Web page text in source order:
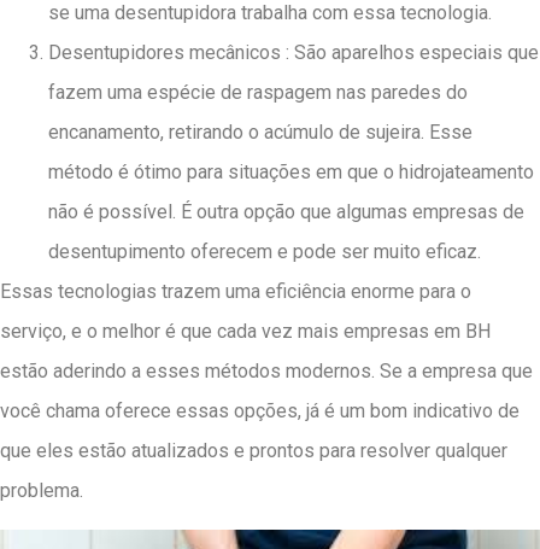
se uma desentupidora trabalha com essa tecnologia.
Desentupidores mecânicos : São aparelhos especiais que
fazem uma espécie de raspagem nas paredes do
encanamento, retirando o acúmulo de sujeira. Esse
método é ótimo para situações em que o hidrojateamento
não é possível. É outra opção que algumas empresas de
desentupimento oferecem e pode ser muito eficaz.
Essas tecnologias trazem uma eficiência enorme para o
serviço, e o melhor é que cada vez mais empresas em BH
estão aderindo a esses métodos modernos. Se a empresa que
você chama oferece essas opções, já é um bom indicativo de
que eles estão atualizados e prontos para resolver qualquer
problema.